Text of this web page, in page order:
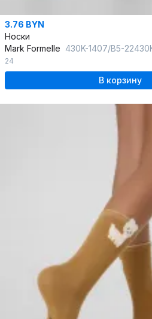
3.76 BYN
Носки
Mark Formelle 430K-1407/B5-22430K
24
В корзину